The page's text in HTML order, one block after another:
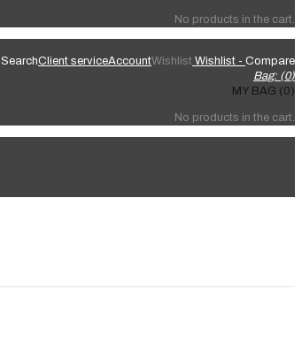
No products in the cart.
SearchClient serviceAccountWishlist Wishlist - Compare
Bag: (0)
MY BAG (0)
No products in the cart.